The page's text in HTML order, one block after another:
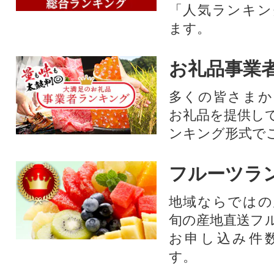
「人気ランキ
ます。
お礼品事業
多くの皆さま
お礼品を提供し
ンキング形式で
フルーツラ
地域ならでは
旬の産地直送フ
お申し込み件
す。